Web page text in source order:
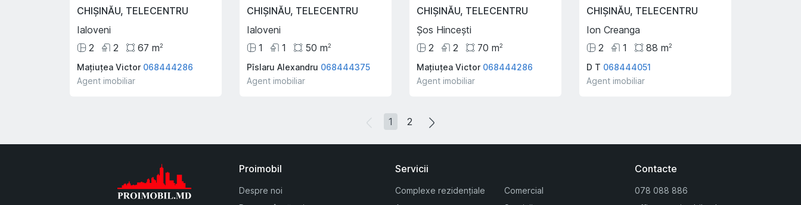
CHIȘINĂU, TELECENTRU
Ialoveni
2
2 67 m2
Mațiuțea Victor 068444286
Agent imobiliar
CHIȘINĂU, TELECENTRU
Ialoveni
1
1 50 m2
Pîslaru Alexandru 068444375
Agent imobiliar
CHIȘINĂU, TELECENTRU
Șos Hincești
2
2 70 m2
Mațiuțea Victor 068444286
Agent imobiliar
CHIȘINĂU, TELECENTRU
Ion Creanga
2
1 88 m2
D T 068444051
Agent imobiliar
1 2
Proimobil
Despre noi
Servicii
Complexe rezidențiale
Comercial
Contacte
078 088 886